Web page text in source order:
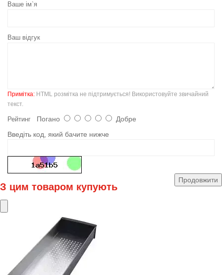
Ваше ім`я
Ваш відгук
Примітка: HTML розмітка не підтримується! Використовуйте звичайний
текст.
Рейтинг Погано
Добре
Введіть код, який бачите нижче
Продовжити
З цим товаром купують